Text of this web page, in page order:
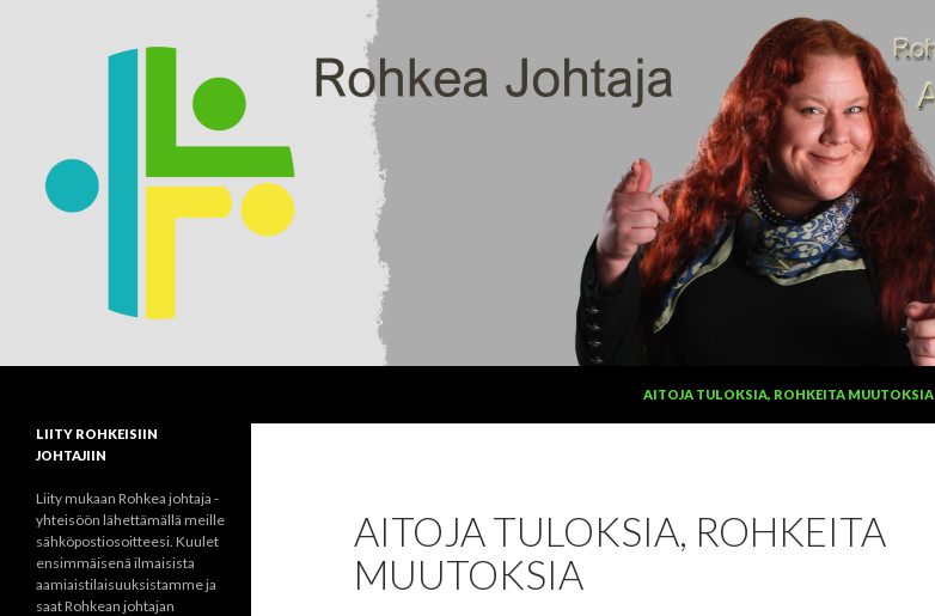
AITOJA TULOKSIA, ROHKEITA MUUTOKSIA
AITOJA TULOKSIA, ROHKEITA
MUUTOKSIA
LIITY ROHKEISIIN
JOHTAJIIN
Liity mukaan Rohkea johtaja -
yhteisöön lähettämällä meille
sähköpostiosoitteesi. Kuulet
ensimmäisenä ilmaisista
aamiaistilaisuuksistamme ja
saat Rohkean johtajan